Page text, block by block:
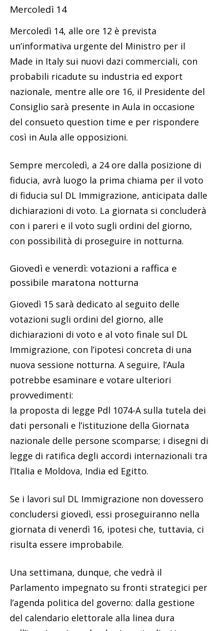
Mercoledì 14
Mercoledì 14, alle ore 12 è prevista
un’informativa urgente del Ministro per il
Made in Italy sui nuovi dazi commerciali, con
probabili ricadute su industria ed export
nazionale, mentre alle ore 16, il Presidente del
Consiglio sarà presente in Aula in occasione
del consueto question time e per rispondere
così in Aula alle opposizioni.
Sempre mercoledì, a 24 ore dalla posizione di
fiducia, avrà luogo la prima chiama per il voto
di fiducia sul DL Immigrazione, anticipata dalle
dichiarazioni di voto. La giornata si concluderà
con i pareri e il voto sugli ordini del giorno,
con possibilità di proseguire in notturna.
Giovedì e venerdì: votazioni a raffica e
possibile maratona notturna
Giovedì 15 sarà dedicato al seguito delle
votazioni sugli ordini del giorno, alle
dichiarazioni di voto e al voto finale sul DL
Immigrazione, con l’ipotesi concreta di una
nuova sessione notturna. A seguire, l’Aula
potrebbe esaminare e votare ulteriori
provvedimenti:
la proposta di legge Pdl 1074-A sulla tutela dei
dati personali e l’istituzione della Giornata
nazionale delle persone scomparse; i disegni di
legge di ratifica degli accordi internazionali tra
l’Italia e Moldova, India ed Egitto.
Se i lavori sul DL Immigrazione non dovessero
concludersi giovedì, essi proseguiranno nella
giornata di venerdì 16, ipotesi che, tuttavia, ci
risulta essere improbabile.
Una settimana, dunque, che vedrà il
Parlamento impegnato su fronti strategici per
l’agenda politica del governo: dalla gestione
del calendario elettorale alla linea dura